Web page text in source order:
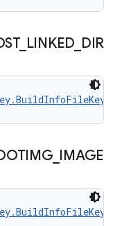
_ LINKED DIR
_ IMAGE